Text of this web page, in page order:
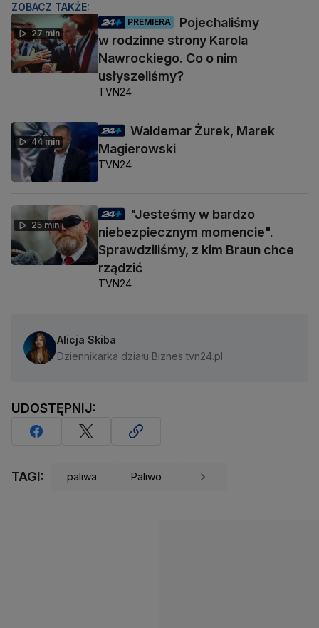
ZOBACZ TAKŻE:
27 min
PREMIERA
Pojechaliśmy
w rodzinne strony Karola
Nawrockiego. Co o nim
usłyszeliśmy?
TVN24
44 min
Waldemar Żurek, Marek
Magierowski
TVN24
25 min
"Jesteśmy w bardzo
niebezpiecznym momencie".
Sprawdziliśmy, z kim Braun chce
rządzić
TVN24
Alicja Skiba
Dziennikarka działu Biznes tvn24.pl
UDOSTĘPNIJ:
TAGI: paliwa Paliwo